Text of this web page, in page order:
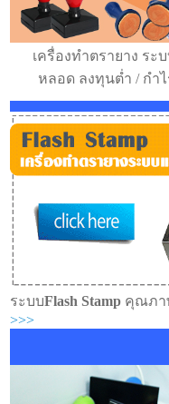
เครื่องทำตรายาง ระ
หลอด ลงทุนต่ำ / กำ
ระบบFlash Stamp คุณภา
>>>